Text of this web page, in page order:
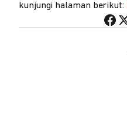
kunjungi halaman berikut: